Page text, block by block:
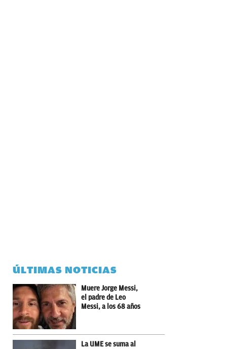
ÚLTIMAS NOTICIAS
Muere Jorge Messi,
el padre de Leo
Messi, a los 68 años
La UME se suma al